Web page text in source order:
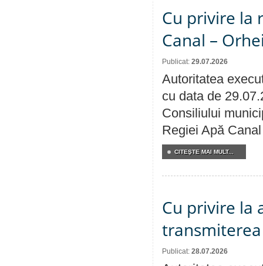
Cu privire la
Canal –
Publicat: 29.07.2026
Autoritatea
cu data de
Consiliului
Regiei Apă
CITEŞTE MAI MULT...
Cu privire la
Publicat: 28.07.2026